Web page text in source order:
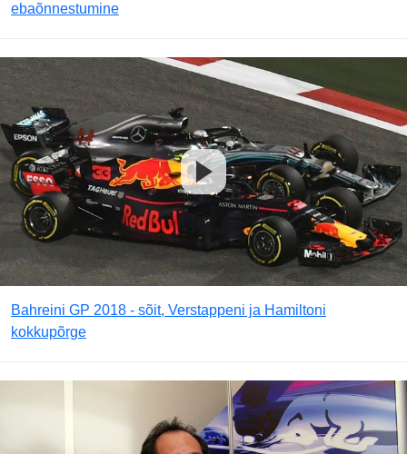
ebaõnnestumine
Bahreini GP 2018 - sõit, Verstappeni ja Hamiltoni
kokkupõrge